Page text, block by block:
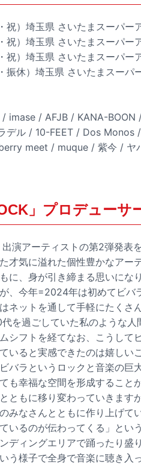
祝）埼玉県 さいたまスーパー
祝）埼玉県 さいたまスーパー
祝）埼玉県 さいたまスーパー
振休）埼玉県 さいたまスーパ
/ imase / AFJB / KANA-
デル / 10-FEET / Dos
meet / muque / 紫今 /
」プロデューサ
出演アーティストの第2弾発
才気に溢れた個性豊かなアー
に、身が引き締まる思いになり
、今年=2024年は初めてビバ
ネットを通して手軽にたく
を過ごしていた私のような人
シフトを経てなお、こうし
いると実感できたのは嬉し
バラというロックと音楽の巨
も幸福な空間を形成すること
ともに移り変わっていきます
みなさんとともに作り上げて
いるのが伝わってくる」と
ディングエリアで踊ったり盛
う様子で全身で音楽に聴き入